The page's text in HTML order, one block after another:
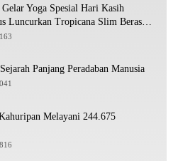
Yoga Spesial Hari Kasih
Tropicana Slim Beras
Panjang Peradaban Manusia
Melayani 244.675